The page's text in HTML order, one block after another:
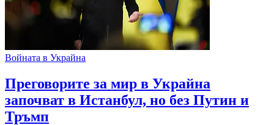
Войната в Украйна
Преговорите за мир в Украйна
започват в Истанбул, но без Путин и
Тръмп